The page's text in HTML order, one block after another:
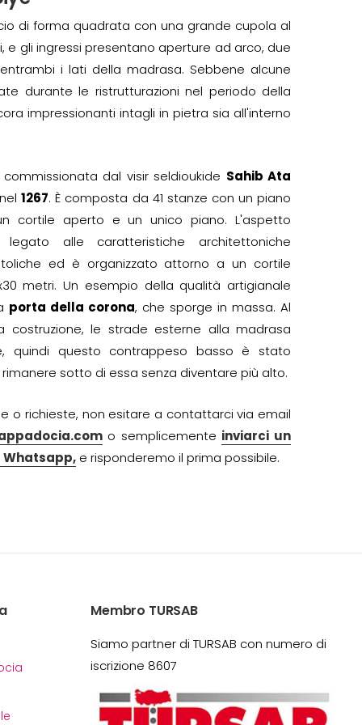
di forma quadrata con una grande cupola al
gli ingressi presentano aperture ad arco, due
i lati della madrasa. Sebbene alcune
durante le ristrutturazioni nel periodo della
impressionanti intagli in pietra sia all'interno
dal visir seldioukide Sahib Ata
1267. È composta da 41 stanze con un piano
cortile aperto e un unico piano. L'aspetto
alle caratteristiche architettoniche
ed è organizzato attorno a un cortile
metri. Un esempio della qualità artigianale
porta della corona, che sporge in massa. Al
costruzione, le strade esterne alla madrasa
quindi questo contrappeso basso è stato
sotto di essa senza diventare più alto.
o richieste, non esitare a contattarci via email
o semplicemente inviarci un
Whatsapp, e risponderemo il prima possibile.
Membro TURSAB
Siamo partner di TURSAB con numero di
iscrizione 8607